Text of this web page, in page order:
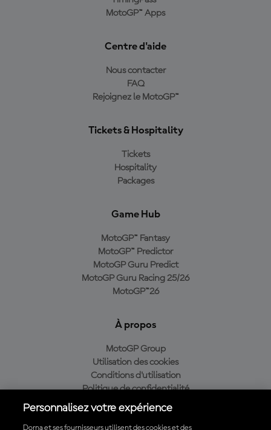
MotoGP™ Apps
Centre d'aide
Nous contacter
FAQ
Rejoignez le MotoGP™
Tickets & Hospitality
Tickets
Hospitality
Packages
Game Hub
MotoGP™ Fantasy
MotoGP™ Predictor
MotoGP Guru Predict
MotoGP Guru Racing 25/26
MotoGP™26
À propos
MotoGP Group
Utilisation des cookies
Conditions d'utilisation
Politique de confidentialité
Politique d’achat
Personnalisez votre expérience
Dorna et ses fournisseurs utilisent des cookies et des